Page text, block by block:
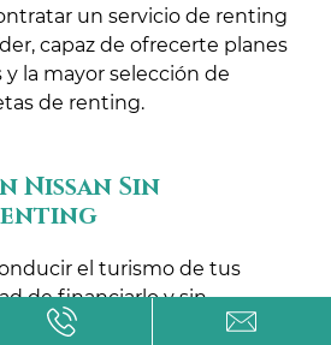
un servicio de renting
capaz de ofrecerte planes
la mayor selección de
de renting.
Nissan Sin
el turismo de tus
de financiarlo y sin